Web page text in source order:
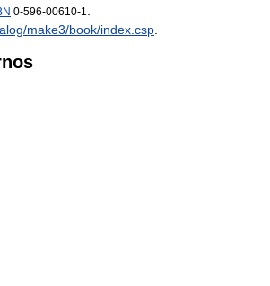
0-596-00610-1
make3/book/index.csp